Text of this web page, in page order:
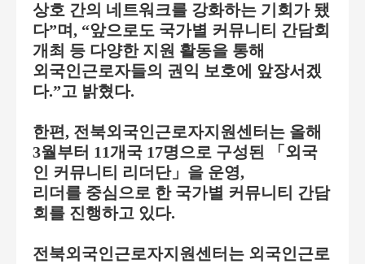
상호 간의 네트워크를 강화하는 기회가 됐
다”며, “앞으로도 국가별 커뮤니티 간담회
개최 등 다양한 지원 활동을 통해
외국인근로자들의 권익 보호에 앞장서겠
다.”고 밝혔다.
한편, 전북외국인근로자지원센터는 올해
3월부터 11개국 17명으로 구성된 「 외국
인 커뮤니티 리더단」 을 운영,
리더를 중심으로 한 국가별 커뮤니티 간담
회를 진행하고 있다.
전북외국인근로자지원센터는 외국인근로